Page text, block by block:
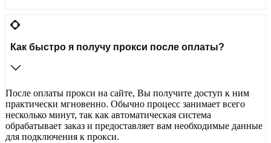
Как быстро я получу прокси после оплаты?
После оплаты прокси на сайте, Вы получите доступ к ним
практически мгновенно. Обычно процесс занимает всего
несколько минут, так как автоматическая система
обрабатывает заказ и предоставляет вам необходимые данные
для подключения к прокси.